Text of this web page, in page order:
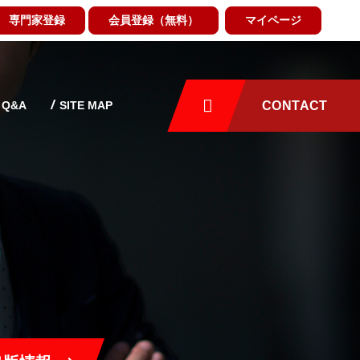
専門家登録 会員登録（無料） マイページ
SITE MAP CONTACT